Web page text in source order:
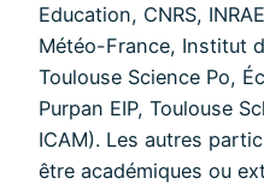
Education, CNRS,
Météo-France, Institut
Toulouse Science Po,
Purpan EIP, Toulouse
ICAM). Les autres
être académiques ou